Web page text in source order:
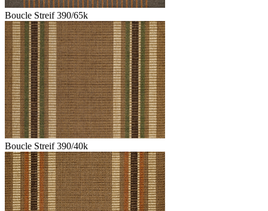
Boucle Streif 390/65k
Boucle Streif 390/40k